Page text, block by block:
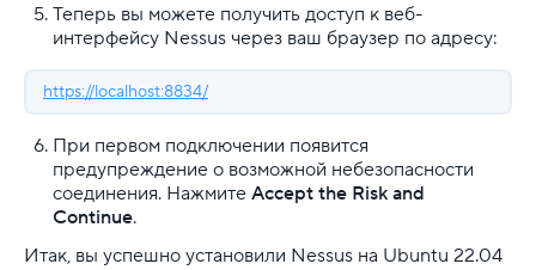
Теперь вы можете получить доступ к веб-
интерфейсу Nessus через ваш браузер по адресу:
https://localhost:8834/
При первом подключении появится
предупреждение о возможной небезопасности
соединения. Нажмите Accept the Risk and
Continue.
Итак, вы успешно установили Nessus на Ubuntu 22.04